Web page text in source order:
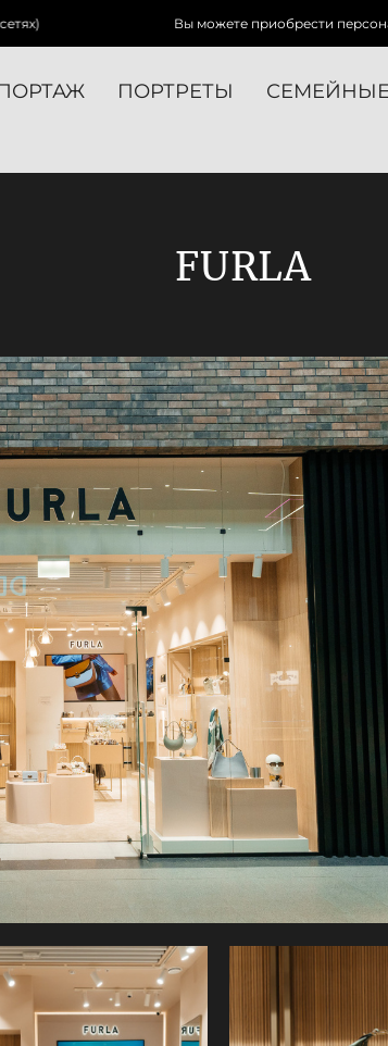
ПОРТРЕТЫ СЕМЕЙНЫЕ
FURLA
Вы можете приобрести персональный